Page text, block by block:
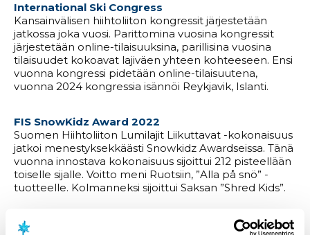
International Ski Congress
Kansainvälisen hiihtoliiton kongressit järjestetään
jatkossa joka vuosi. Parittomina vuosina kongressit
järjestetään online-tilaisuuksina, parillisina vuosina
tilaisuudet kokoavat lajiväen yhteen kohteeseen. Ensi
vuonna kongressi pidetään online-tilaisuutena,
vuonna 2024 kongressia isännöi Reykjavik, Islanti.
FIS SnowKidz Award 2022
Suomen Hiihtoliiton Lumilajit Liikuttavat -kokonaisuus
jatkoi menestyksekkäästi Snowkidz Awardseissa. Tänä
vuonna innostava kokonaisuus sijoittui 212 pisteellään
toiselle sijalle. Voitto meni Ruotsiin, ”Alla på snö” -
tuotteelle. Kolmanneksi sijoittui Saksan ”Shred Kids”.